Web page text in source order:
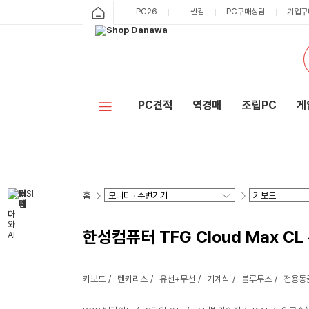
PC26 싼컴 PC구매상담 기업
PC견적 역경매 조립PC 게
홈
한성컴퓨터 TFG Cloud Max CL
키보드 텐키리스 유선+무선 기계식 블루투스 전용동